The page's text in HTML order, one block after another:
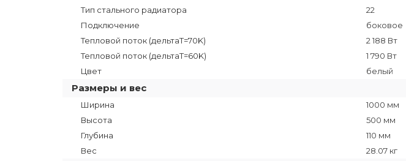
Тип стального радиатора
22
Подключение
боковое
Тепловой поток (дельтаT=70K)
2 188 Вт
Тепловой поток (дельтаТ=60K)
1 790 Вт
Цвет
белый
Размеры и вес
Ширина
1000 мм
Высота
500 мм
Глубина
110 мм
Вес
28.07 кг